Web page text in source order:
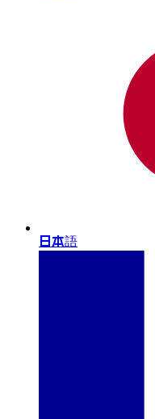
日本語